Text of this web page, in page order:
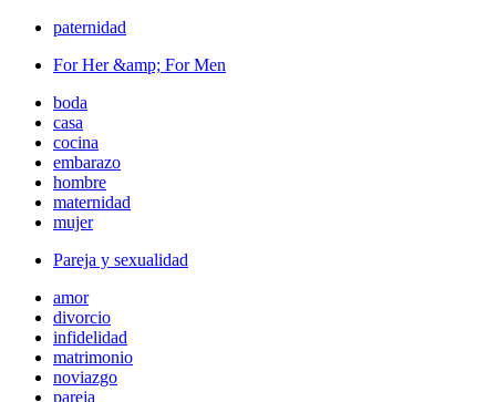
paternidad
For Her &amp; For Men
boda
casa
cocina
embarazo
hombre
maternidad
mujer
Pareja y sexualidad
amor
divorcio
infidelidad
matrimonio
noviazgo
pareja